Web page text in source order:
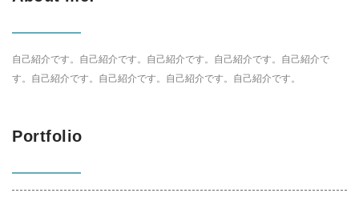
自己紹介です。自己紹介です。自己紹介です。自己紹介です。自己紹介で
す。自己紹介です。自己紹介です。自己紹介です。自己紹介です。
Portfolio